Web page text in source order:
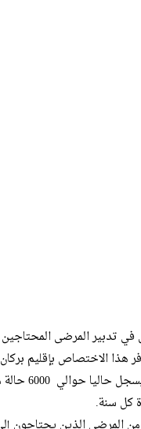
في تدبير المرضى
هذا الاختصاص بإقليم
2016، بأن إقليم